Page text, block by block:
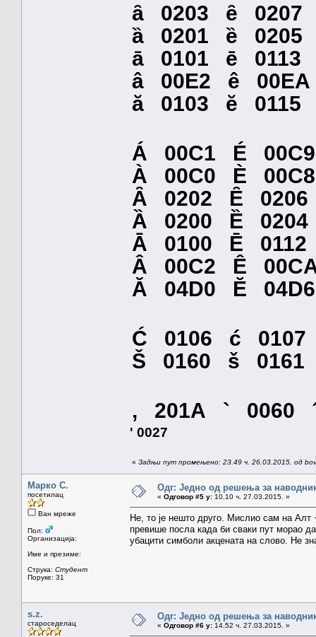
ȃ 0203 ȇ
ȁ 0201 ȅ
ā 0101 ē
â 00E2 ê
ă 0103 ĕ
Á 00C1 É
À 00C0 È
Ȃ 0202 Ȇ
Ȁ 0200 Ȅ
Ā 0100 Ē
Â 00C2 Ê
Ӑ 04D0 Ӗ
Ć 0106 ć
Š 0160 š
‚ 201A ` 0060
' 0027
« Задњи пут промењено: 23.49 ч. 26.03.2015. од
Марко С.
посетилац
Ван мреже
Пол:
Организација:
Име и презиме:
Струка: Студент
Поруке: 31
Одг: Једно од решења за
« Одговор #5 у: 10.10 ч. 27.03.2015. »
Не, то је нешто друго. Мислио сам на Алт
превише посла када би сваки пут морао
убацити симболи акцената на слово. Не
s.z.
староседелац
Одг: Једно од решења за
« Одговор #6 у: 14.52 ч. 27.03.2015. »